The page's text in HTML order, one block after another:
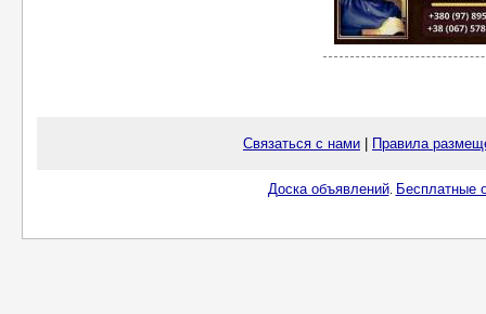
Связаться с нами Правила
Доска объявлений. Бесплатные